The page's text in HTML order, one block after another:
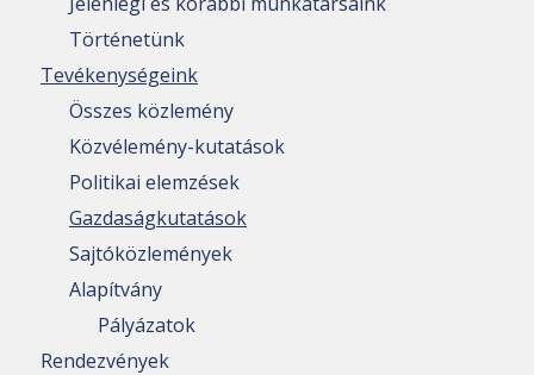
Történetünk
Tevékenységeink
Összes közlemény
Közvélemény-kutatások
Politikai elemzések
Gazdaságkutatások
Sajtóközlemények
Alapítvány
Pályázatok
Rendezvények